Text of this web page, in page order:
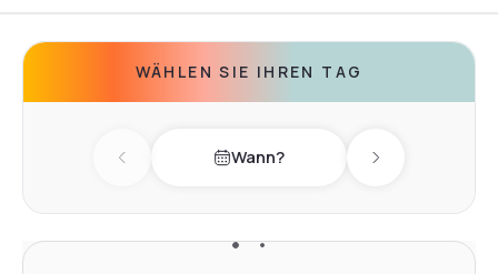
WÄHLEN SIE IHREN TAG
Previous day Wann? Next day